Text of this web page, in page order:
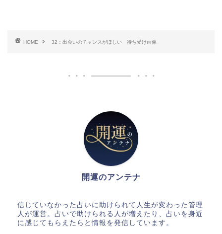
HOME 32：出会いのチャンスがほしい 待ち受け画像
開運のアンテナ
信じていなかった占いに助けられて人生が変わった管理
人が運営。占いで助けられる人が増えたり、占いを身近
に感じてもらえたらと情報を発信しています。